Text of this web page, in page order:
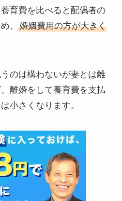
育費を比べると配偶者の
、 婚姻費用の方が大きく
のは構わないが妻とは離
離婚をして養育費を支払
小さくなります。